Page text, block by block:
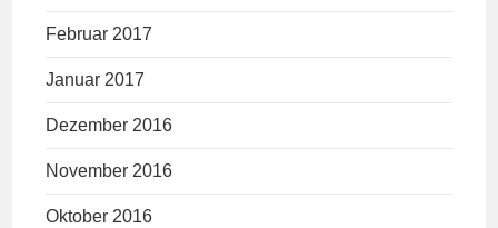
Februar 2017
Januar 2017
Dezember 2016
November 2016
Oktober 2016